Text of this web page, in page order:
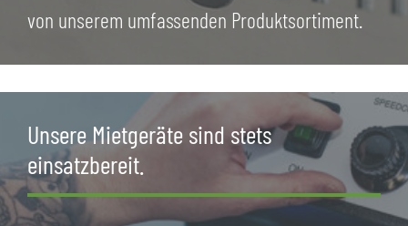
von unserem umfassenden Produktsortiment.
Unsere Mietgeräte sind stets
einsatzbereit.